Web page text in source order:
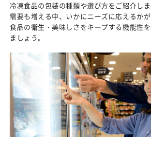
冷凍食品の包装の種類や選び方をご紹介し
需要も増える中、いかにニーズに応えるか
食品の衛生・美味しさをキープする機能性
ましょう。